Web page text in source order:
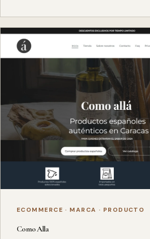
ECOMMERCE · MARCA · PRODUCTO
Como Alla